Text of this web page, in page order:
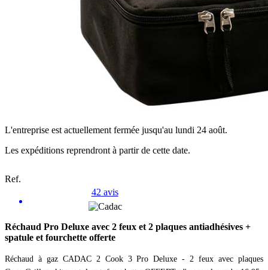
L'entreprise est actuellement fermée jusqu'au lundi 24 août.
Les expéditions reprendront à partir de cette date.
Ref.
42 avis
Réchaud Pro Deluxe avec 2 feux et 2 plaques antiadhésives +
spatule et fourchette offerte
Réchaud à gaz CADAC 2 Cook 3 Pro Deluxe - 2 feux avec plaques